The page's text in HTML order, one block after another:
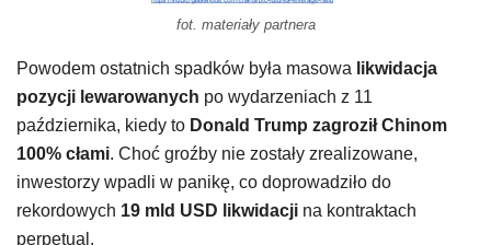
fot. materiały partnera
Powodem ostatnich spadków była masowa likwidacja
pozycji lewarowanych po wydarzeniach z 11
października, kiedy to Donald Trump zagroził Chinom
100% cłami. Choć groźby nie zostały zrealizowane,
inwestorzy wpadli w panikę, co doprowadziło do
rekordowych 19 mld USD likwidacji na kontraktach
perpetual.